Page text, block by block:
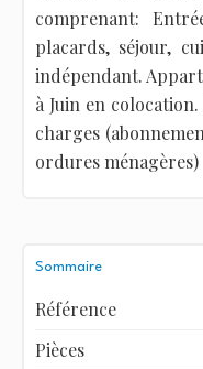
comprenant:
placards, séjour,
indépendant.
à Juin en
charges
ordures ménagères)
Sommaire
Référence
Pièces